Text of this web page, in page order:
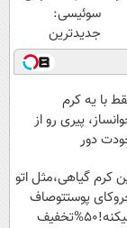
سوئیسی:
جدیدترین
فناوری اروپا،
سبک و مقاوم |
پرداخت قسطی
با یه کرم
پیری رو از
دور
کرم گیاهی،مثل اتو
پوستتوصاف